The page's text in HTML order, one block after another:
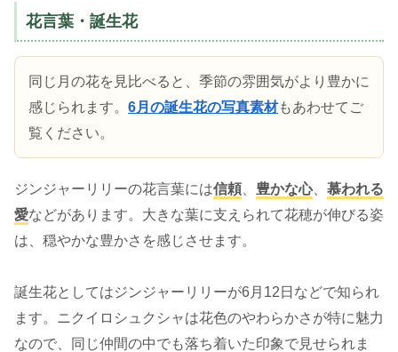
花言葉・誕生花
同じ月の花を見比べると、季節の雰囲気がより豊かに
感じられます。 6月の誕生花の写真素材もあわせてご
覧ください。
ジンジャーリリーの花言葉には信頼 豊かな心、 慕われる
愛などがあります。大きな葉に支えられて花穂が伸びる姿
は、穏やかな豊かさを感じさせます。
誕生花としてはジンジャーリリーが6月12日などで知られ
ます。ニクイロシュクシャは花色のやわらかさが特に魅力
なので、同じ仲間の中でも落ち着いた印象で見せられま